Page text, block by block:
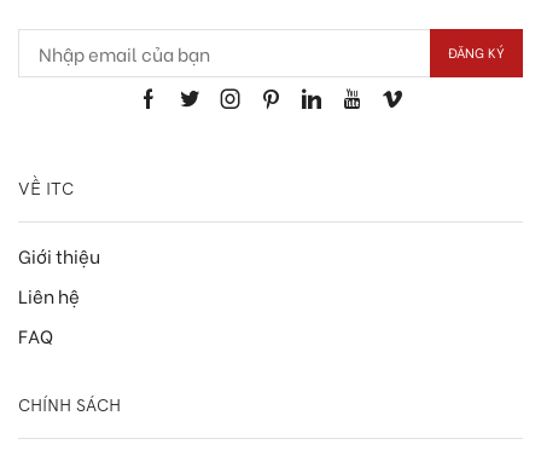
VỀ ITC
Giới thiệu
Liên hệ
FAQ
CHÍNH SÁCH